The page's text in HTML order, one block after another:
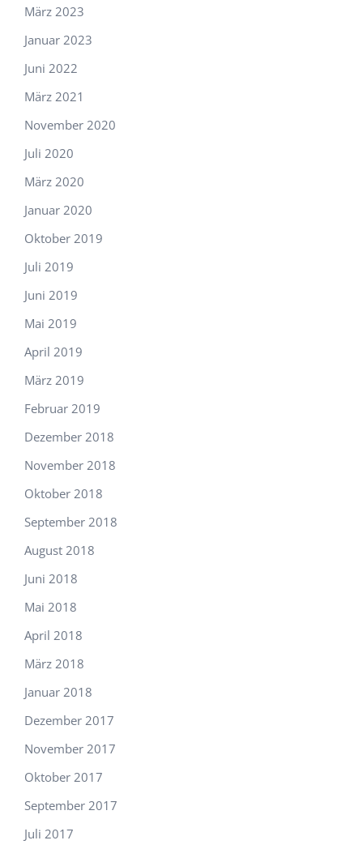
März 2023
Januar 2023
Juni 2022
März 2021
November 2020
Juli 2020
März 2020
Januar 2020
Oktober 2019
Juli 2019
Juni 2019
Mai 2019
April 2019
März 2019
Februar 2019
Dezember 2018
November 2018
Oktober 2018
September 2018
August 2018
Juni 2018
Mai 2018
April 2018
März 2018
Januar 2018
Dezember 2017
November 2017
Oktober 2017
September 2017
Juli 2017